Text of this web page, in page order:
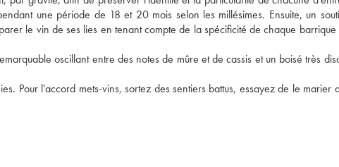
une période de 18 et 20 mois selon les millésimes. Ensuite, un
le vin de ses lies en tenant compte de la spécificité de chaque barrique
oscillant entre des notes de mûre et de cassis et un boisé très
Pour l'accord mets-vins, sortez des sentiers battus, essayez de le marier